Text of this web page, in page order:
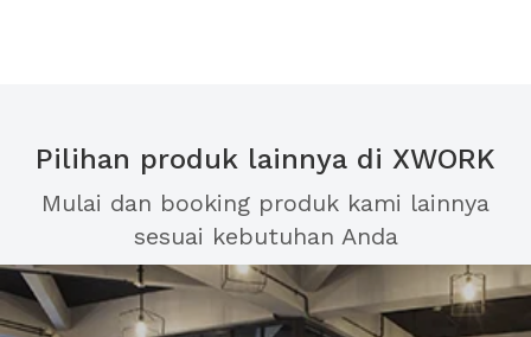
Pilihan produk lainnya di XWORK
Mulai dan booking produk kami lainnya
sesuai kebutuhan Anda